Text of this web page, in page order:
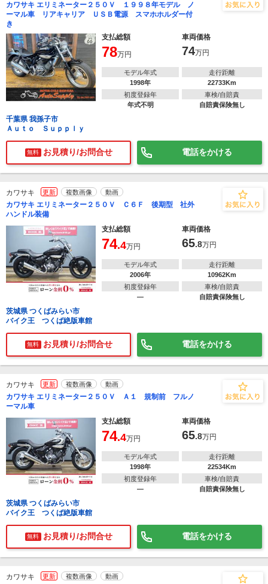
カワサキ エリミネーター２５０Ｖ １９９８年モデル ノ
ーマル車 リアキャリア ＵＳＢ電源 スマホホルダー付
き
支払総額
車両価格
78万円 74万円
モデル年式
1998年
走行距離
22733Km
初度登録年
年式不明
車検/自賠責
自賠責保険無し
千葉県 我孫子市
Ａｕｔｏ Ｓｕｐｐｌｙ
無料 お見積り/お問合せ 電話をかける
カワサキ 更新 複数画像 動画
カワサキ エリミネーター２５０Ｖ Ｃ６Ｆ 後期型 社外
ハンドル装備
支払総額
車両価格
74.4万円 65.8万円
モデル年式
2006年
走行距離
10962Km
初度登録年
―
車検/自賠責
自賠責保険無し
茨城県 つくばみらい市
バイク王 つくば絶版車館
無料 お見積り/お問合せ 電話をかける
カワサキ 更新 複数画像 動画
カワサキ エリミネーター２５０Ｖ Ａ１ 規制前 フルノ
ーマル車
支払総額
車両価格
74.4万円 65.8万円
モデル年式
1998年
走行距離
22534Km
初度登録年
―
車検/自賠責
自賠責保険無し
茨城県 つくばみらい市
バイク王 つくば絶版車館
無料 お見積り/お問合せ 電話をかける
カワサキ 更新 複数画像 動画